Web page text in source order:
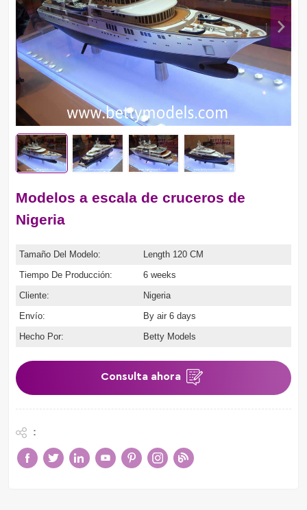
Modelos a escala de cruceros de
Nigeria
Tamaño Del Modelo:
Length 120 CM
Tiempo De Producción:
6 weeks
Cliente:
Nigeria
Envío:
By air 6 days
Hecho Por:
Betty Models
Consulta ahora
: